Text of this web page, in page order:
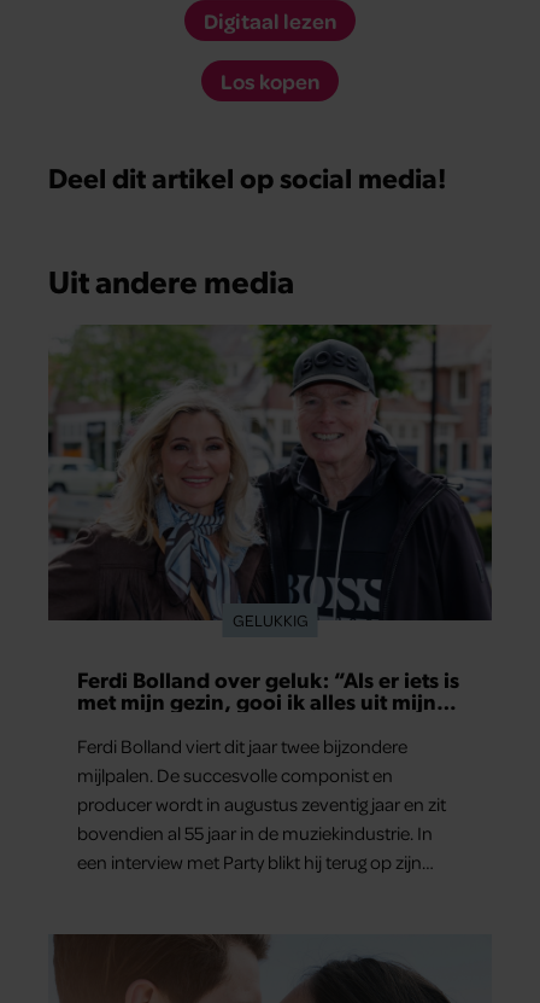
Digitaal lezen
Los kopen
Deel dit artikel op social media!
Uit andere media
GELUKKIG
Ferdi Bolland over geluk: “Als er iets is
met mijn gezin, gooi ik alles uit mijn
Ferdi Bolland viert dit jaar twee bijzondere
mijlpalen. De succesvolle componist en
producer wordt in augustus zeventig jaar en zit
bovendien al 55 jaar in de muziekindustrie. In
een interview met Party blikt hij terug op zijn